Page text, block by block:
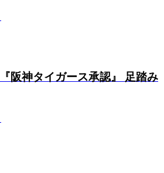
『阪神タイガース承認』 足踏み